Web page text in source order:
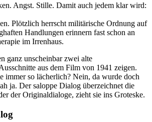
Angst. Stille. Damit auch jedem klar wird:
Plötzlich herrscht militärische Ordnung auf
Handlungen erinnern fast schon an
im Irrenhaus.
ganz unscheinbar zwei alte
aus dem Film von 1941 zeigen.
immer so lächerlich? Nein, da wurde doch
ja. Der saloppe Dialog überzeichnet die
der Originaldialoge, zieht sie ins Groteske.